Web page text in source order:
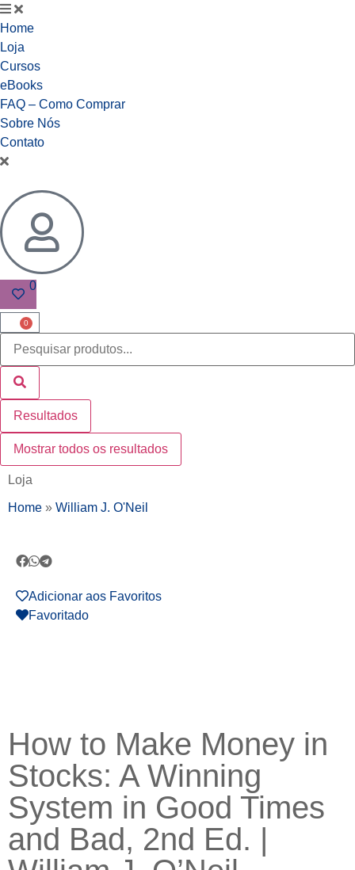
Home
Loja
Cursos
eBooks
FAQ – Como Comprar
Sobre Nós
Contato
0
0
Resultados
Mostrar todos os resultados
Loja
Home » William J. O'Neil
Adicionar aos Favoritos
Favoritado
How to Make Money in
Stocks: A Winning
System in Good Times
and Bad, 2nd Ed. |